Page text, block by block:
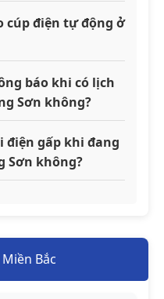
cúp điện tự động ở
báo khi có lịch
Sơn không?
điện gấp khi đang
Sơn không?
Bắc